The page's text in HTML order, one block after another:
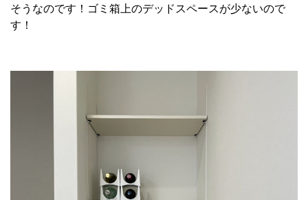
そうなのです！ゴミ箱上のデッドスペースが少ないので
す！